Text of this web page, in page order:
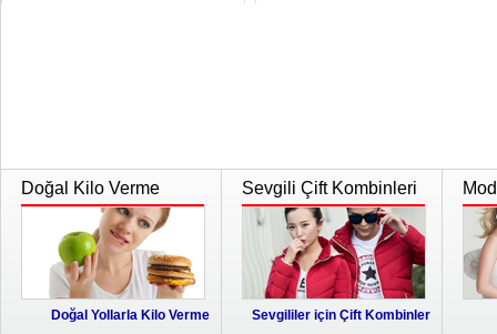
Doğal Kilo Verme
Doğal Yollarla Kilo Verme
Sevgili Çift Kombinleri
Sevgililer için Çift Kombinler